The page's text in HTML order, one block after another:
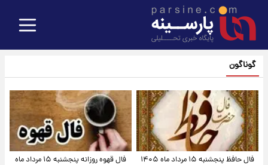
گوناگون
فال حافظ پنجشنبه ۱۵ مرداد ماه ۱۴۰۵
فال قهوه روزانه پنجشنبه ۱۵ مرداد ماه